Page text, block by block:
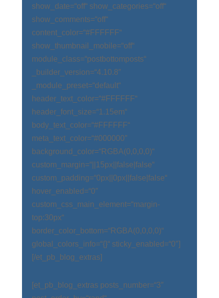
show_date=“off“ show_categories=“off“
show_comments=“off“
content_color=“#FFFFFF“
show_thumbnail_mobile=“off“
module_class=“postbottomposts“
_builder_version=“4.10.8″
_module_preset=“default“
header_text_color=“#FFFFFF“
header_font_size=“1.15em“
body_text_color=“#FFFFFF“
meta_text_color=“#000000″
background_color=“RGBA(0,0,0,0)“
custom_margin=“||15px||false|false“
custom_padding=“0px||0px||false|false“
hover_enabled=“0″
custom_css_main_element=“margin-
top:30px“
border_color_bottom=“RGBA(0,0,0,0)“
global_colors_info=“{}“ sticky_enabled=“0″]
[/et_pb_blog_extras]
[et_pb_blog_extras posts_number=“3″